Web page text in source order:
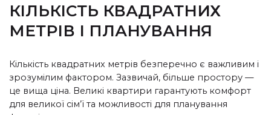
КІЛЬКІСТЬ КВАДРАТНИХ
МЕТРІВ І ПЛАНУВАННЯ
Кількість квадратних метрів безперечно є важливим і
зрозумілим фактором. Зазвичай, більше простору —
це вища ціна. Великі квартири гарантують комфорт
для великої сім’ї та можливості для планування